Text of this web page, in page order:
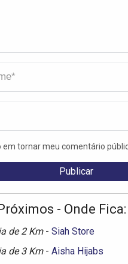
em tornar meu comentário
- Onde Fica:
de 2 Km - Siah Store
de 3 Km - Aisha Hijabs